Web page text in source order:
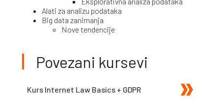
Alati za analizu podataka
Big data zanimanja
Nove tendencije
Povezani kursevi
Kurs Internet Law Basics + GDPR